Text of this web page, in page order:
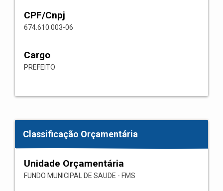
CPF/Cnpj
674.610.003-06
Cargo
PREFEITO
Classificação Orçamentária
Unidade Orçamentária
FUNDO MUNICIPAL DE SAUDE - FMS